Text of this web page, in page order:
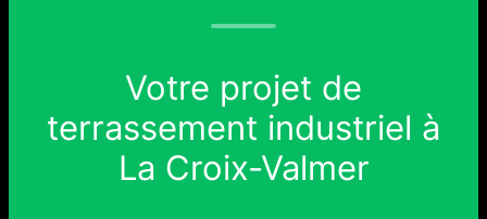
Votre projet de
terrassement industriel à
La Croix-Valmer